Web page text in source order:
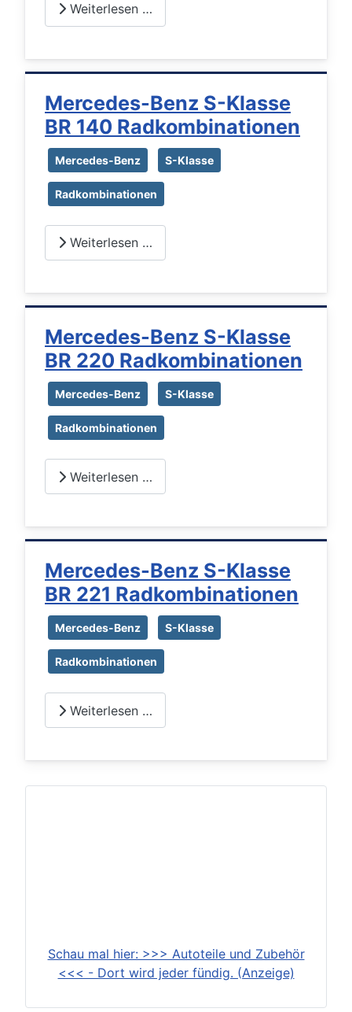
Weiterlesen …
Mercedes-Benz S-Klasse
BR 140 Radkombinationen
Mercedes-Benz S-Klasse
Radkombinationen
Weiterlesen …
Mercedes-Benz S-Klasse
BR 220 Radkombinationen
Mercedes-Benz S-Klasse
Radkombinationen
Weiterlesen …
Mercedes-Benz S-Klasse
BR 221 Radkombinationen
Mercedes-Benz S-Klasse
Radkombinationen
Weiterlesen …
Schau mal hier: >>> Autoteile und Zubehör
<<< - Dort wird jeder fündig. (Anzeige)